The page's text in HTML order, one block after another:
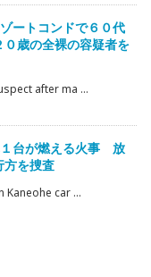
ートコンドで６０代
歳の全裸の容疑者を
after ma ...
１台が燃える火事 放
方を捜査
Kaneohe car ...